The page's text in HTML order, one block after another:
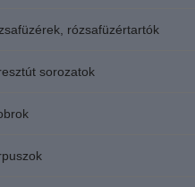
rózsafüzértartók
sorozatok